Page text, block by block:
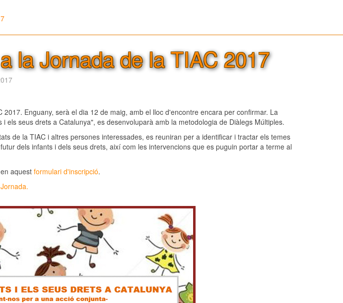
la Jornada de la TIAC 2017
Enguany, serà el dia 12 de maig, amb el lloc d'encontre encara per confirmar. La
els seus drets a Catalunya", es desenvoluparà amb la metodologia de Diàlegs Múltiples.
de la TIAC i altres persones interessades, es reuniran per a identificar i tractar els temes
dels infants i dels seus drets, així com les intervencions que es puguin portar a terme al
aquestformulari d'inscripció.